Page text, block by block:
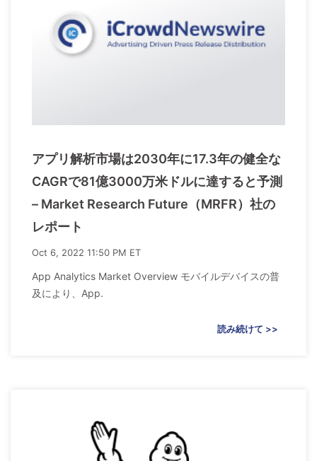
アプリ解析市場は2030年に17.3年の健全な
CAGRで81億3000万米ドルに達すると予測
– Market Research Future（MRFR）社の
レポート
Oct 6, 2022 11:50 PM ET
App Analytics Market Overview モバイルデバイスの普
及により、App.
読み続けて >>